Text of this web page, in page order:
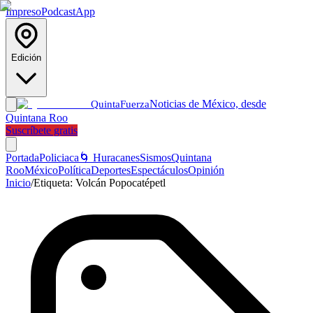
ImpresoPodcastApp
Edición
QuintaFuerzaNoticias de México, desde
Quintana Roo
Suscríbete gratis
PortadaPoliciaca 🌀 HuracanesSismosQuintana
RooMéxicoPolíticaDeportesEspectáculosOpinión
Inicio/Etiqueta: Volcán Popocatépetl